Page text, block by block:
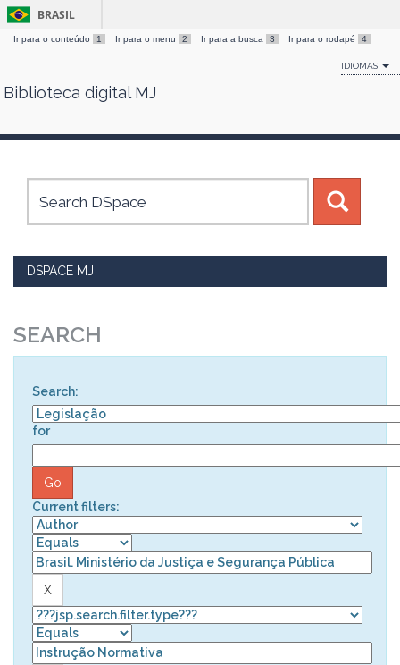
Skip
BRASIL
Ir para o conteúdo 1 Ir para o menu 2 Ir para a busca 3 Ir para o rodapé 4
IDIOMAS
Biblioteca digital MJ
DSPACE MJ
SEARCH
Search:
for
Current filters: